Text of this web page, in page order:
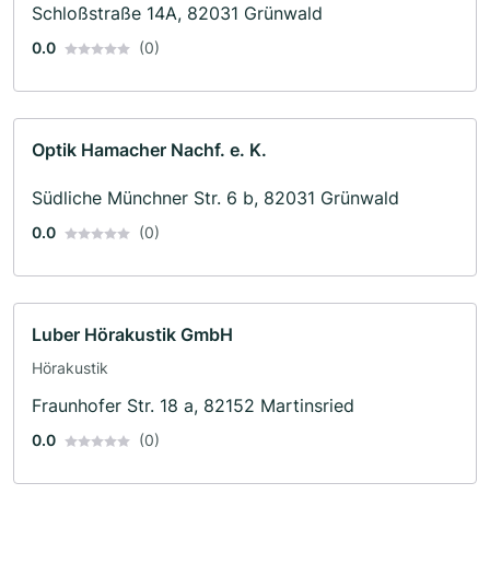
Schloßstraße 14A, 82031 Grünwald
0.0 (0)
Optik Hamacher Nachf. e. K.
Südliche Münchner Str. 6 b, 82031 Grünwald
0.0 (0)
Luber Hörakustik GmbH
Hörakustik
Fraunhofer Str. 18 a, 82152 Martinsried
0.0 (0)